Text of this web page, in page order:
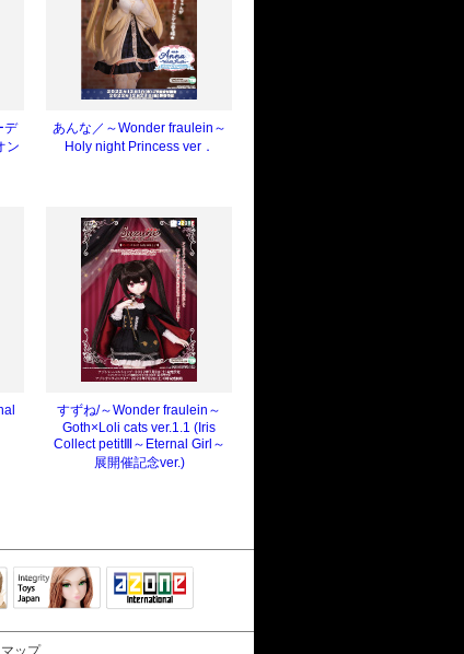
デ
ン
あんな／～Wonder fraulein～
Holy night Princess ver．
すずね/～Wonder fraulein～
Goth×Loli cats ver.1.1 (Iris
Collect petitⅢ～Eternal Girl～
展開催記念ver.)
Japan
ップ